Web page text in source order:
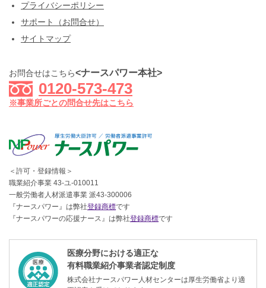
プライバシーポリシー
サポート（お問合せ）
サイトマップ
お問合せはこちら<ナースパワー本社>
0120-573-473
※事業所ごとの問合せ先はこちら
＜許可・登録情報＞
職業紹介事業 43-ユ-010011
一般労働者人材派遣事業 派43-300006
『ナースパワー』は弊社登録商標です
『ナースパワーの応援ナース』は弊社登録商標です
医療分野における適正な
有料職業紹介事業者認定制度
株式会社ナースパワー人材センターは厚生労働省より適